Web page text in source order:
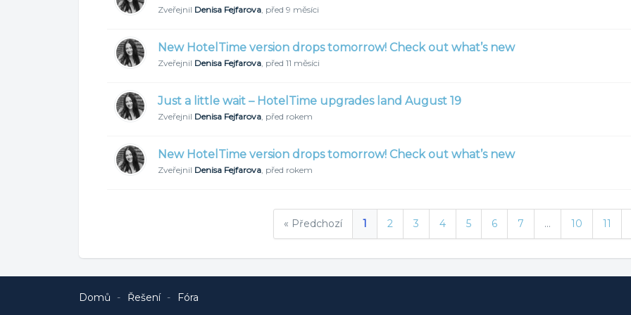
Zveřejnil Denisa Fejfarova před 9 měsíci
New HotelTime version drops tomorrow! Check out what’s new
Zveřejnil Denisa Fejfarova před 11 měsíci
Just a little wait – HotelTime upgrades land August 19
Zveřejnil Denisa Fejfarova před rokem
New HotelTime version drops tomorrow! Check out what’s new
Zveřejnil Denisa Fejfarova před rokem
« Předchozí 1 2 3 4 5 6 7 … 10 11
Domů Řešení Fóra